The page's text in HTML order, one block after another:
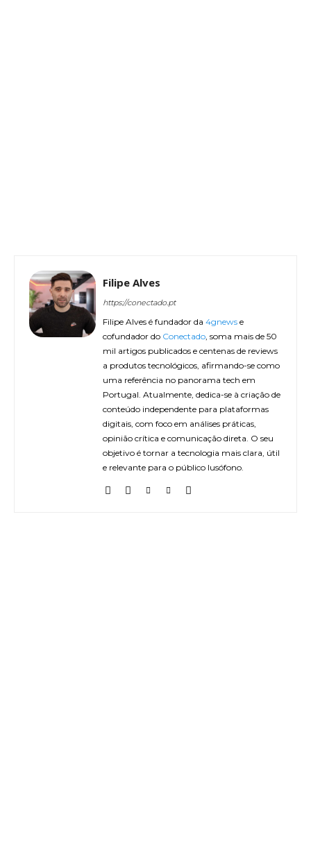
Filipe Alves
https://conectado.pt
Filipe Alves é fundador da 4gnews e
cofundador do Conectado, soma mais de 50
mil artigos publicados e centenas de reviews
a produtos tecnológicos, afirmando-se como
uma referência no panorama tech em
Portugal. Atualmente, dedica-se à criação de
conteúdo independente para plataformas
digitais, com foco em análises práticas,
opinião crítica e comunicação direta. O seu
objetivo é tornar a tecnologia mais clara, útil
e relevante para o público lusófono.